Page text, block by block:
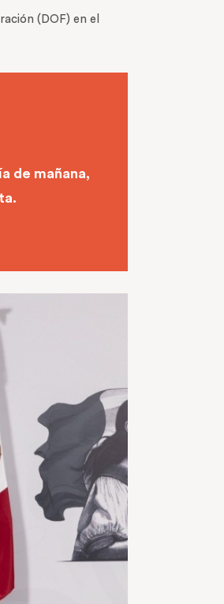
(DOF) en el
de mañana,